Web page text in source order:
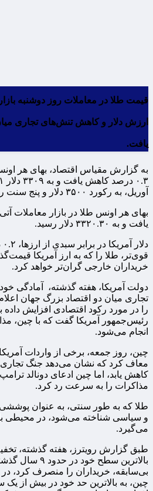
قیمت طلا در معاملات روز دوشنبه
ارزش دلار و کاهش تنش‌های تجاری
یافت.
به گزارش مقیاس اقتصاد، بهای هر
آوریل، به رکورد ۳۵۰۰ دلار و پنج سنت رسید.
یافت و به ۳۳۲۰.۳۰ دلار رسید.
قوی‌تر، طلا را که به ارز آمریکا
خریداران خارجی گران‌تر خواهد کرد.
دولت آمریکا، هفته گذشته، آمادگی
تجاری میان دو اقتصاد بزرگ جهان
را در مورد رکود اقتصادی افزایش داده
رئیس‌جمهور آمریکا گفت که با چین،
انجام می‌شود.
چین، روز جمعه، برخی از واردات
معاف کرد که نشان می‌دهد جنگ تجاری
کاهش یابد، اما چین ادعای دونالد
مذاکرات را به سرعت رد کرد.
طلا که به طور سنتی، به عنوان پوششی
و سیاسی شناخته می‌شود، در محیطی با
می‌گیرد.
طبق گزارش رویترز، هفته گذشته،
بالاترین سطح
بی‌سابقه، خریداران را منصرف کرد،
چین، به بالاترین حد خود در بیش از